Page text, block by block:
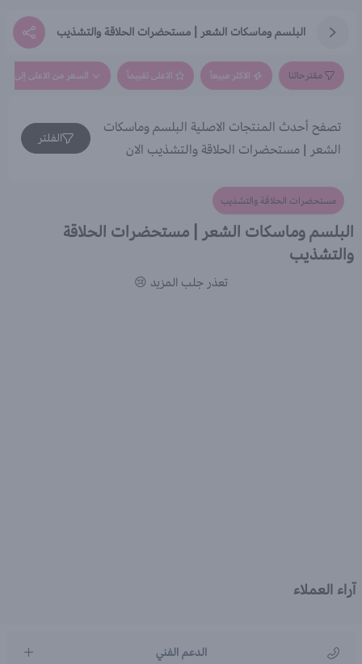
البلسم وماسكات الشعر | مستحضرات الحلاقة والتشذيب
مقترحاتنا الاكثر مبيعاً الاعلى تقييماً السعر من الاعلى إلى
تصفح أحدث المنتجات الاصلية البلسم وماسكات
الشعر | مستحضرات الحلاقة والتشذيب الان
الفلتر
مستحضرات الحلاقة والتشذيب
البلسم وماسكات الشعر | مستحضرات الحلاقة
والتشذيب
تعذر جلب المزيد 😢
آراء العملاء
الدعم الفني